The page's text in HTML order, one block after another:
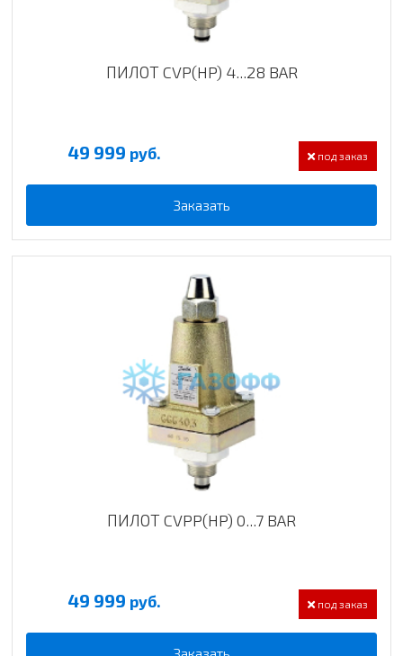
ПИЛОТ CVP(HP) 4...28 BAR
49 999 руб. под заказ
Заказать
ПИЛОТ CVPP(HP) 0...7 BAR
49 999 руб. под заказ